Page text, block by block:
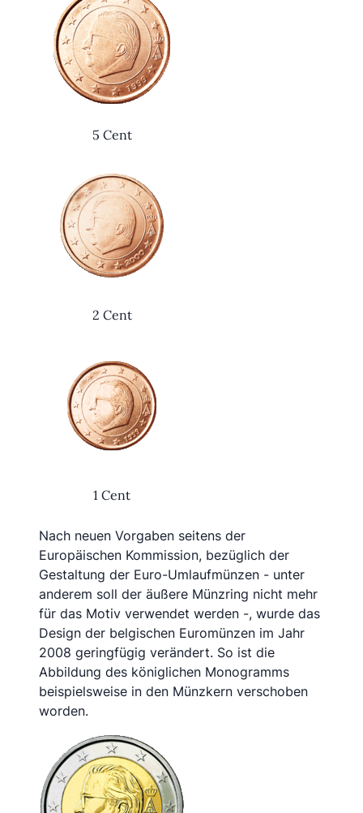
5 Cent
2 Cent
1 Cent
Nach neuen Vorgaben seitens der
Europäischen Kommission, bezüglich der
Gestaltung der Euro-Umlaufmünzen - unter
anderem soll der äußere Münzring nicht mehr
für das Motiv verwendet werden -, wurde das
Design der belgischen Euromünzen im Jahr
2008 geringfügig verändert. So ist die
Abbildung des königlichen Monogramms
beispielsweise in den Münzkern verschoben
worden.